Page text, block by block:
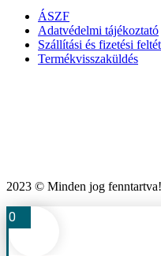
ÁSZF
Adatvédelmi tájékoztató
Szállítási és fizetési
Termékvisszaküldés
2023 © Minden jog
0